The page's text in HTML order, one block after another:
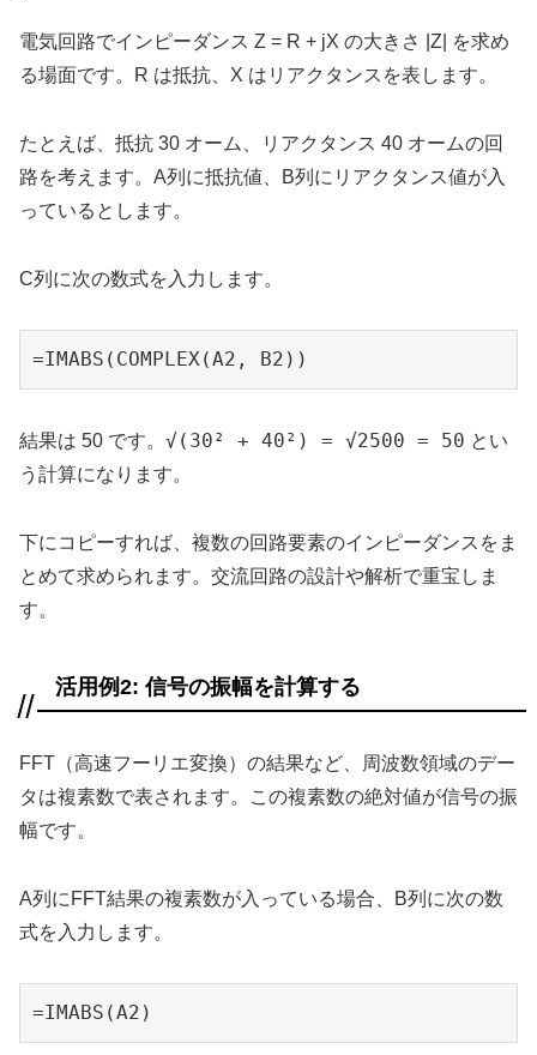
電気回路でインピーダンス Z = R + jX の大きさ |Z| を求め
る場面です。R は抵抗、X はリアクタンスを表します。
たとえば、抵抗 30 オーム、リアクタンス 40 オームの回
路を考えます。A列に抵抗値、B列にリアクタンス値が入
っているとします。
C列に次の数式を入力します。
=IMABS(COMPLEX(A2, B2))
結果は 50 です。 √(30² + 40²) = √2500 = 50 とい
う計算になります。
下にコピーすれば、複数の回路要素のインピーダンスをま
とめて求められます。交流回路の設計や解析で重宝しま
す。
活用例2: 信号の振幅を計算する
FFT（高速フーリエ変換）の結果など、周波数領域のデー
タは複素数で表されます。この複素数の絶対値が信号の振
幅です。
A列にFFT結果の複素数が入っている場合、B列に次の数
式を入力します。
=IMABS(A2)